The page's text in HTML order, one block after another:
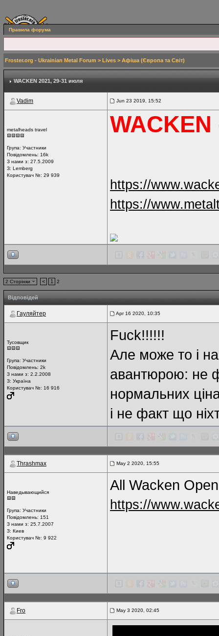
Правила форума
Froster.org - Ukrainian Metal Forum > Lives > Афіша (Європа та Світ)
WACKEN 2021, 29-31 июля
Vadim Jun 23 2019, 15:52
metalheads travel
Група: Участники
Повідомлень: 16k
З нами з: 27.5.2009
З: Lemberg
Користувач №: 29 939
WACKEN
https://
https://
2 Сторінки < 1 2
Відповідей
Гауляйтер Apr 16 2020, 10:35
Тусовщик
Група: Участники
Повідомлень: 2k
З нами з: 2.2.2008
З: Україна
Користувач №: 16 916
Fuck!!!!!!
Але може то і
авантюрою: не
нормальних
і не факт що
Thrashmax May 2 2020, 15:55
Наведывающийся
Група: Участники
Повідомлень: 151
З нами з: 25.7.2007
З: Киев
Користувач №: 9 922
All Wacken
https://
Fro May 3 2020, 02:45